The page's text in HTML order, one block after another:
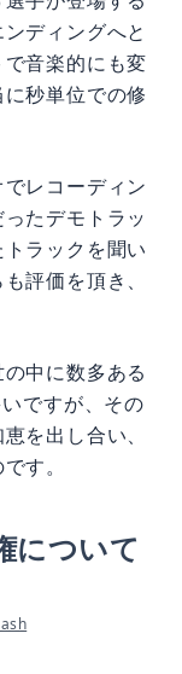
ディングへと
音楽的にも変
秒単位での修
レコーディン
たデモトラッ
ラックを聞い
評価を頂き、
中に数多ある
ですが、その
を出し合い、
す。
について